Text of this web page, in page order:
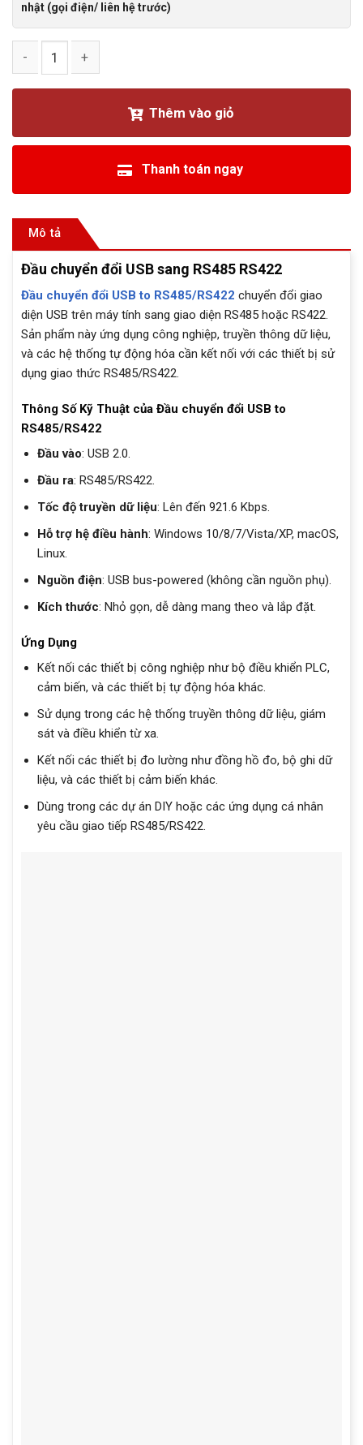
nhật (gọi điện/ liên hệ trước)
Thêm vào giỏ
Thanh toán ngay
Mô tả
Đầu chuyển đổi USB sang RS485 RS422
Đầu chuyển đổi USB to RS485/RS422 chuyển đổi giao
diện USB trên máy tính sang giao diện RS485 hoặc RS422.
Sản phẩm này ứng dụng công nghiệp, truyền thông dữ liệu,
và các hệ thống tự động hóa cần kết nối với các thiết bị sử
dụng giao thức RS485/RS422.
Thông Số Kỹ Thuật của Đầu chuyển đổi USB to
RS485/RS422
Đầu vào: USB 2.0.
Đầu ra: RS485/RS422.
Tốc độ truyền dữ liệu: Lên đến 921.6 Kbps.
Hỗ trợ hệ điều hành: Windows 10/8/7/Vista/XP, macOS,
Linux.
Nguồn điện: USB bus-powered (không cần nguồn phụ).
Kích thước: Nhỏ gọn, dễ dàng mang theo và lắp đặt.
Ứng Dụng
Kết nối các thiết bị công nghiệp như bộ điều khiển PLC,
cảm biến, và các thiết bị tự động hóa khác.
Sử dụng trong các hệ thống truyền thông dữ liệu, giám
sát và điều khiển từ xa.
Kết nối các thiết bị đo lường như đồng hồ đo, bộ ghi dữ
liệu, và các thiết bị cảm biến khác.
Dùng trong các dự án DIY hoặc các ứng dụng cá nhân
yêu cầu giao tiếp RS485/RS422.